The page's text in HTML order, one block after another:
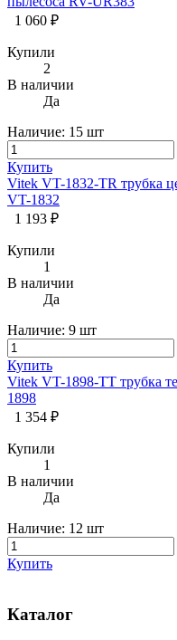
1 060 ₽
Купили
2
В наличии
Да
Наличие: 15 шт
Купить
Vitek VT-1832-TR трубка
VT-1832
1 193 ₽
Купили
1
В наличии
Да
Наличие: 9 шт
Купить
Vitek VT-1898-TT трубка
1898
1 354 ₽
Купили
1
В наличии
Да
Наличие: 12 шт
Купить
Каталог